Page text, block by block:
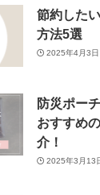
節約した
方法5選
2025年4月3日
防災ポー
おすすめ
介！
2025年3月13